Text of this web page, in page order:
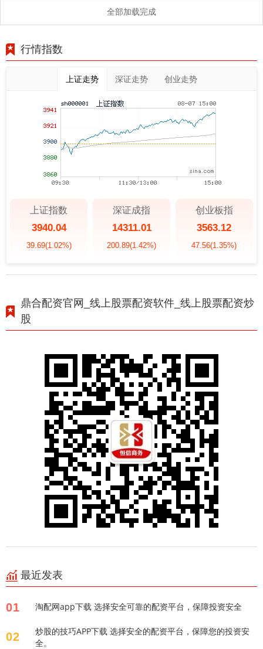
全部加载完成
行情指数
上证走势 深证走势 创业走势
上证指数
3940.04
39.69(1.02%)
深证成指
14311.01
200.89(1.42%)
创业板指
3563.12
47.56(1.35%)
鼎合配资官网_线上股票配资软件_线上股票配资炒
股
最近发表
01 淘配网app下载 选择安全可靠的配资平台，保障投资安全
02
炒股的技巧APP下载 选择安全的配资平台，保障您的投资安
全。